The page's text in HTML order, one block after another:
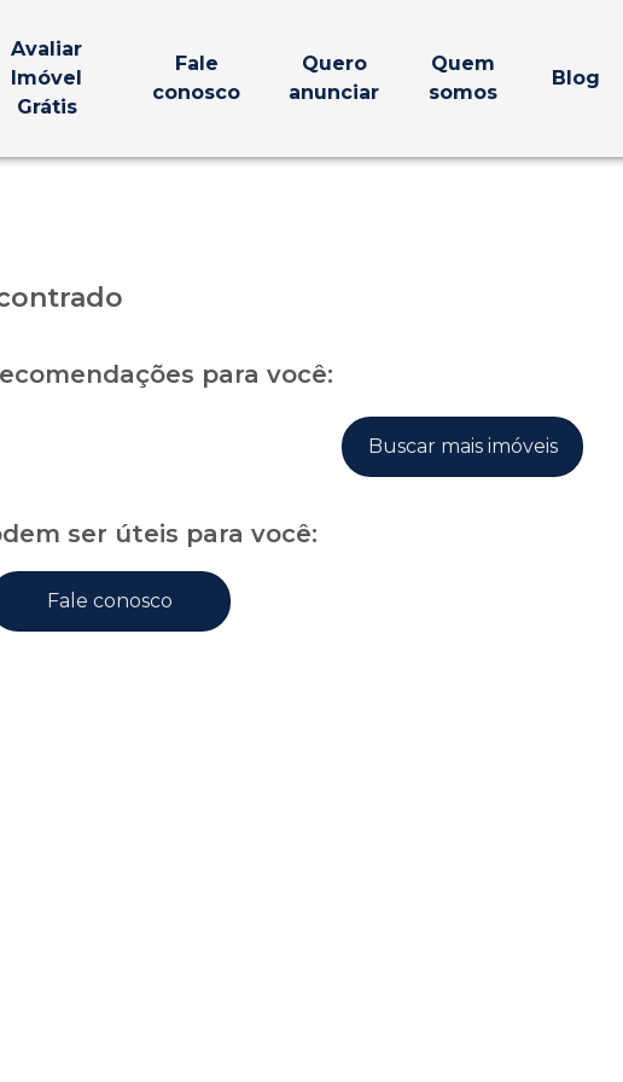
Avaliar
Imóvel
Grátis
Fale
conosco
Quero
anunciar
Quem
somos
Blog
para você:
Buscar mais imóveis
ser úteis para você:
Fale conosco